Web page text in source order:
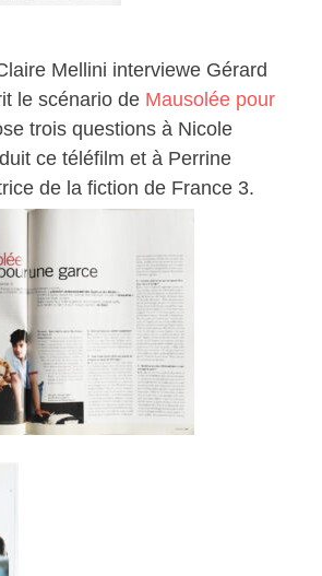
Mellini interviewe Gérard
le scénario de Mausolée pour
trois questions à Nicole
ce téléfilm et à Perrine
de la fiction de France 3.